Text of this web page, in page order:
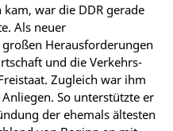
war die DDR gerade
Als neuer
Herausforderungen
und die Verkehrs-
Zugleich war ihm
So unterstützte er
der ehemals ältesten